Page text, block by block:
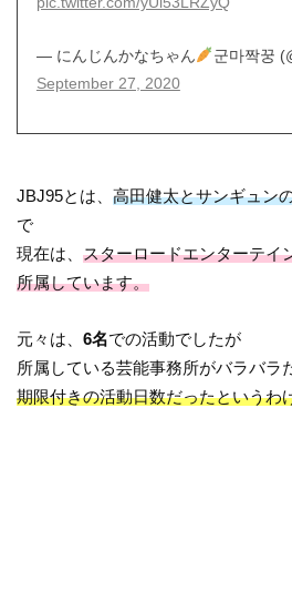
— にんじんかなちゃん
군마짝꿍
September 27, 2020
JBJ95とは、高田健太とサンギュン
で
現在は、スターロードエンターテイ
所属しています。
元々は、6名での活動でしたが
所属している芸能事務所がバラバラ
期限付きの活動日数だったというわ